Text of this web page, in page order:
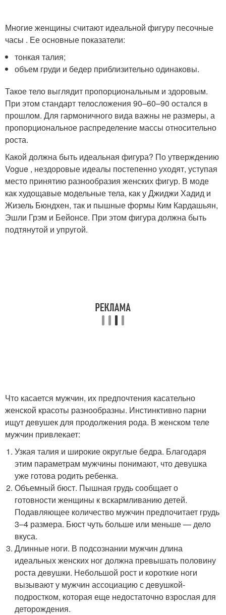
Многие женщины считают идеальной фигуру песочные
часы . Ее основные показатели:
тонкая талия;
объем груди и бедер приблизительно одинаковы.
Такое тело выглядит пропорциональным и здоровым.
При этом стандарт телосложения 90–60–90 остался в
прошлом. Для гармоничного вида важны не размеры, а
пропорциональное распределение массы относительно
роста.
Какой должна быть идеальная фигура? По утверждению
Vogue , нездоровые идеалы постепенно уходят, уступая
место принятию разнообразия женских фигур. В моде
как худощавые модельные тела, как у Джиджи Хадид и
Жизель Бюндхен, так и пышные формы Ким Кардашьян,
Эшли Грэм и Бейонсе. При этом фигура должна быть
подтянутой и упругой.
Что касается мужчин, их предпочтения касательно
женской красоты разнообразны. Инстинктивно парни
ищут девушек для продолжения рода. В женском теле
мужчин привлекает:
Узкая талия и широкие округлые бедра. Благодаря
этим параметрам мужчины понимают, что девушка
уже готова родить ребенка.
Объемный бюст. Пышная грудь сообщает о
готовности женщины к вскармливанию детей.
Подавляющее количество мужчин предпочитает грудь
3–4 размера. Бюст чуть больше или меньше — дело
вкуса.
Длинные ноги. В подсознании мужчин длина
идеальных женских ног должна превышать половину
роста девушки. Небольшой рост и короткие ноги
вызывают у мужчин ассоциацию с девушкой-
подростком, которая еще недостаточно взрослая для
деторождения.